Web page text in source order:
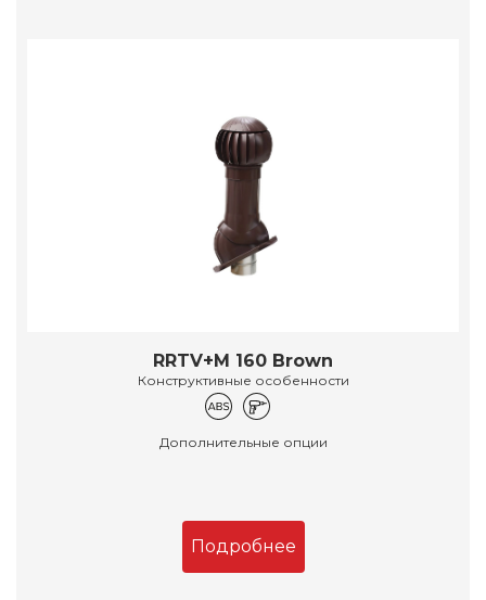
RRTV+M 160 Brown
Конструктивные особенности
Дополнительные опции
Подробнее